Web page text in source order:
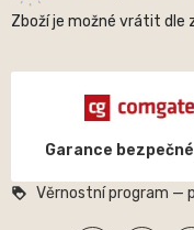
Zboží je možné vrátit dle
Garance
loyalty Věrnostní program —